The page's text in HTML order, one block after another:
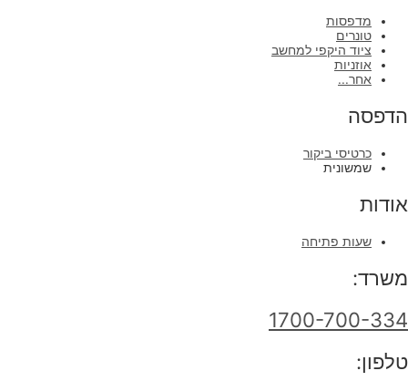
מדפסות
טונרים
ציוד היקפי למחשב
אוזניות
אחר...
הדפסה
כרטיסי ביקור
שמשונית
אודות
שעות פתיחה
משרד:
1700-700-334
טלפון: